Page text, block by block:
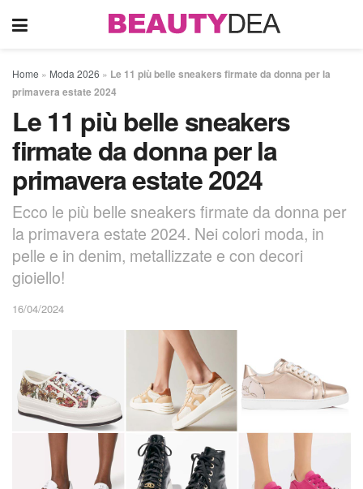
Home » Moda 2026 » Le 11 più belle sneakers firmate da donna per la
primavera estate 2024
Le 11 più belle sneakers
firmate da donna per la
primavera estate 2024
Ecco le più belle sneakers firmate da donna per
la primavera estate 2024. Nei colori moda, in
pelle e in denim, metallizzate e con decori
gioiello!
16/04/2024